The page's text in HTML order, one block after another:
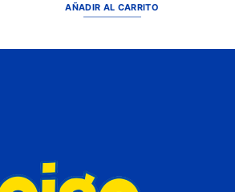
AÑADIR AL CARRITO